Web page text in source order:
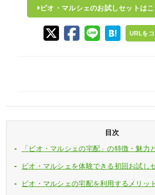
ビオ・マルシェのお試しセットは
URLを
目次
「ビオ・マルシェの宅配」の特徴・魅力
ビオ・マルシェを体験できる初回お試し
ビオ・マルシェの宅配を利用するメリッ